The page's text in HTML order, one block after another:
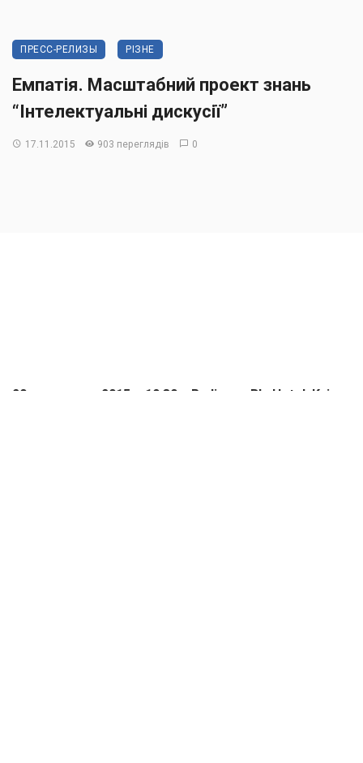
ПРЕСС-РЕЛИЗЫ РІЗНЕ
Емпатія. Масштабний проект знань
“Інтелектуальні дискусії”
17.11.2015 903 переглядів 0
20 листопада 2015 о 19.30 в Radisson Blu Hotel, Kyiv